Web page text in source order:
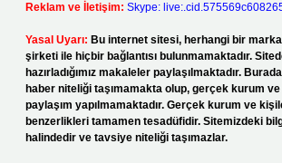
Reklam ve İletişim: Skype:
Yasal Uyarı: Bu internet sitesi, herhangi bir
şirketi ile hiçbir bağlantısı bulunmamaktadır.
hazırladığımız makaleler paylaşılmaktadır.
haber niteliği taşımamakta olup, gerçek kurum
paylaşım yapılmamaktadır. Gerçek kurum ve
benzerlikleri tamamen tesadüfidir. Sitemizdeki
halindedir ve tavsiye niteliği taşımazlar.